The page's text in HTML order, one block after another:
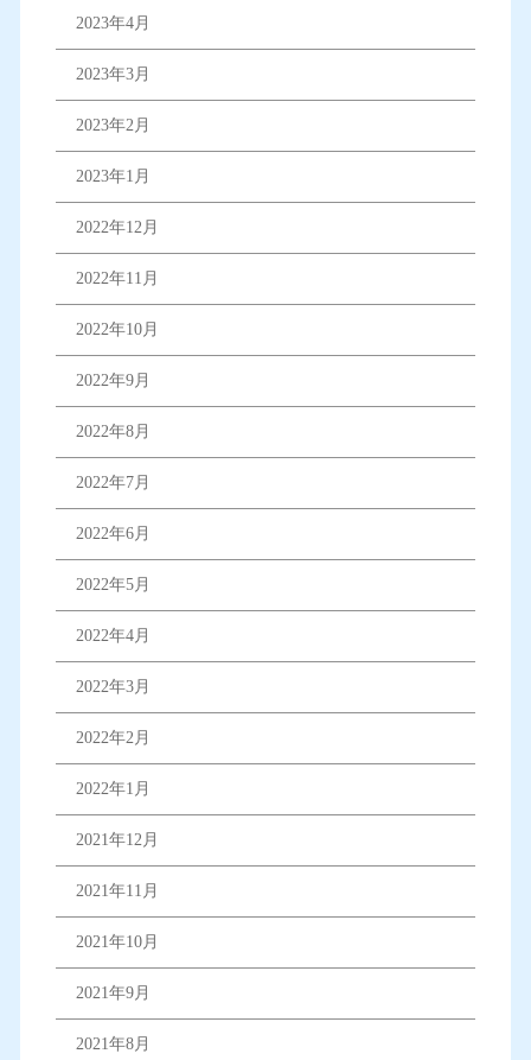
2023年4月
2023年3月
2023年2月
2023年1月
2022年12月
2022年11月
2022年10月
2022年9月
2022年8月
2022年7月
2022年6月
2022年5月
2022年4月
2022年3月
2022年2月
2022年1月
2021年12月
2021年11月
2021年10月
2021年9月
2021年8月